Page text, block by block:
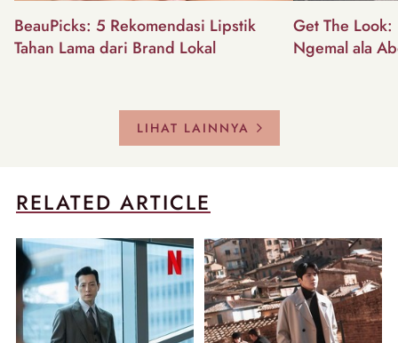
BeauPicks: 5 Rekomendasi Lipstik
Tahan Lama dari Brand Lokal
Get The
Ngemal ala
LIHAT LAINNYA
RELATED ARTICLE